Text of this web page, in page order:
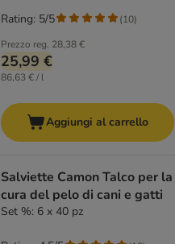
Prezzo reg. 28,38 €
25,99 €
86,63 € / l
Rating: 5/5 (10)
Aggiungi al carrello
Salviette Camon Talco per la
cura del pelo di cani e gatti
Set %: 6 x 40 pz